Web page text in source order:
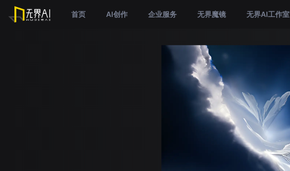
首页 AI创作 企业服务 无界魔镜 无界AI工作室